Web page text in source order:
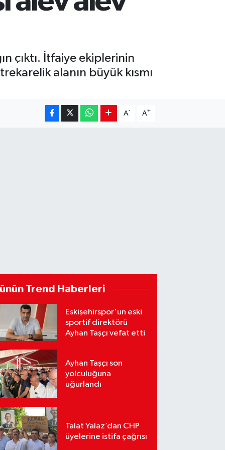
çıktı. İtfaiye ekiplerinin
alanın büyük kısmı
A- A+
Trend Haberleri
Eskişehirspor'un eski
sportif direktörü
Ayhan Taşçı vefat etti
Ayhan Taşçı son
yolculuğuna
uğurlandı
Talat Yalaz’dan CHP
üyelerine istifa çağrısı